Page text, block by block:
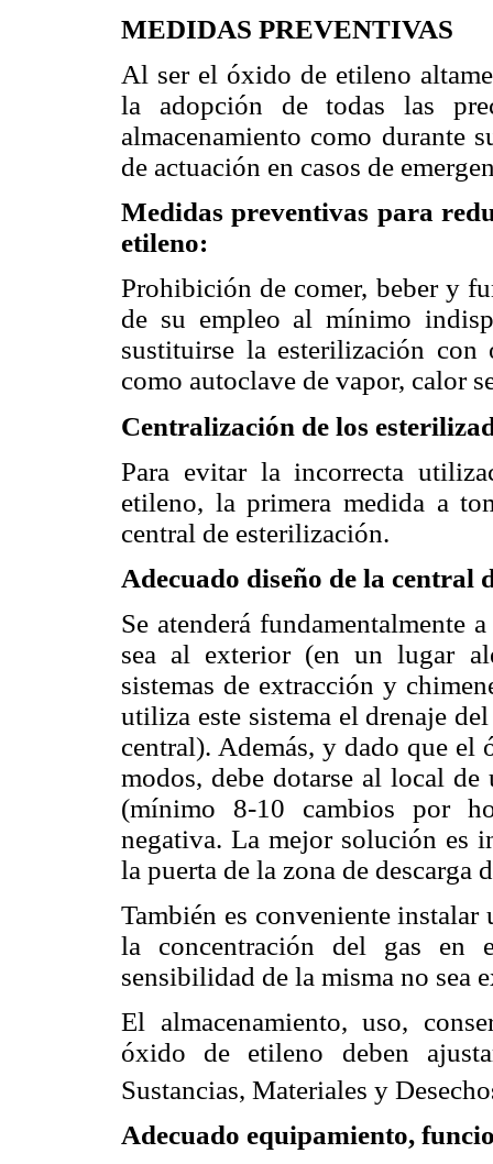
MEDIDAS PREVENTIVAS
Al ser el óxido de etileno
la adopción de todas las
almacenamiento como durante
de actuación en casos de
Medidas preventivas para
etileno:
Prohibición de comer, beber y
de su empleo al mínimo
sustituirse la esterilización
como autoclave de vapor, calor
Centralización de los
Para evitar la incorrecta
etileno, la primera medida a
central de esterilización.
Adecuado diseño de la central
Se atenderá fundamentalmente
sea al exterior (en un lugar
sistemas de extracción y
utiliza este sistema el drenaje
central). Además, y dado que el
modos, debe dotarse al local
(mínimo 8-10 cambios por
negativa. La mejor solución es
la puerta de la zona de descarga
También es conveniente instalar
la concentración del gas en
sensibilidad de la misma no sea
El almacenamiento, uso,
óxido de etileno deben
Sustancias, Materiales y
Adecuado equipamiento,